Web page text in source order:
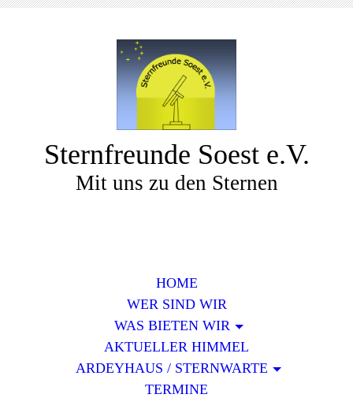
Sternfreunde Soest e.V.
Mit uns zu den Sternen
HOME
WER SIND WIR
WAS BIETEN WIR
AKTUELLER HIMMEL
ARDEYHAUS / STERNWARTE
TERMINE